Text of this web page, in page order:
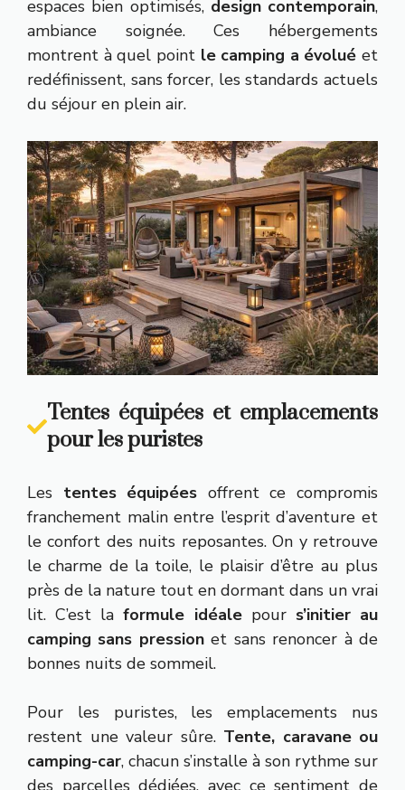
espaces bien optimisés, design contemporain,
ambiance soignée. Ces hébergements
montrent à quel point le camping a évolué et
redéfinissent, sans forcer, les standards actuels
du séjour en plein air.
Tentes équipées et emplacements
pour les puristes
Les tentes équipées offrent ce compromis
franchement malin entre l’esprit d’aventure et
le confort des nuits reposantes. On y retrouve
le charme de la toile, le plaisir d’être au plus
près de la nature tout en dormant dans un vrai
lit. C’est laformule idéalepour s’initier au
camping sans pressionet sans renoncer à de
bonnes nuits de sommeil.
Pour les puristes, les emplacements nus
restent une valeur sûre. Tente, caravane ou
camping-car, chacun s’installe à son rythme sur
des parcelles dédiées, avec ce sentiment de